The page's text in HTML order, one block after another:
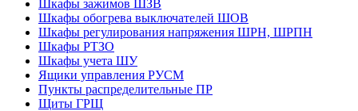
Шкафы зажимов ШЗВ
Шкафы обогрева выключателей ШОВ
Шкафы регулирования напряжения ШРН, ШРПН
Шкафы РТЗО
Шкафы учета ШУ
Ящики управления РУСМ
Пункты распределительные ПР
Щиты ГРЩ